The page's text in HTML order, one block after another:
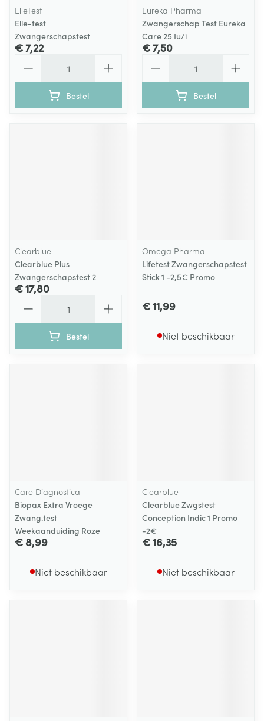
ElleTest
Elle-test
Zwangerschapstest
€ 7,22
Bestel
Eureka Pharma
Zwangerschap Test Eureka
Care 25 Iu/i
€ 7,50
Bestel
Clearblue
Clearblue Plus
Zwangerschapstest 2
€ 17,80
Bestel
Omega Pharma
Lifetest Zwangerschapstest
Stick 1 -2,5€ Promo
€ 11,99
Niet beschikbaar
Care Diagnostica
Biopax Extra Vroege
Zwang.test
Weekaanduiding Roze
€ 8,99
Niet beschikbaar
Clearblue
Clearblue Zwgstest
Conception Indic 1 Promo
-2€
€ 16,35
Niet beschikbaar